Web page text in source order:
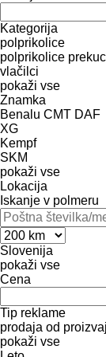
Kategorija
polprikolice
polprikolice
vlačilci
pokaži vse
Znamka
Benalu CMT DAF
XG
Kempf
SKM
pokaži vse
Lokacija
Iskanje v polmeru
Slovenija
pokaži vse
Cena
Tip reklame
prodaja od
pokaži vse